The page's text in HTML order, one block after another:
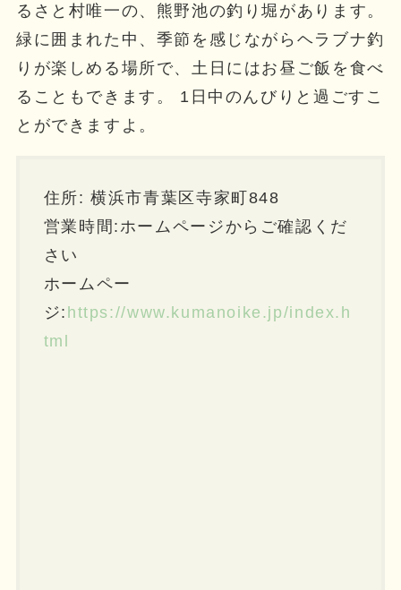
るさと村唯一の、熊野池の釣り堀があります。
緑に囲まれた中、季節を感じながらヘラブナ釣
りが楽しめる場所で、土日にはお昼ご飯を食べ
ることもできます。 1日中のんびりと過ごすこ
とができますよ。
住所: 横浜市青葉区寺家町848
営業時間:ホームページからご確認くだ
さい
ホームペー
ジ: https://www.kumanoike.jp/index.h
tml